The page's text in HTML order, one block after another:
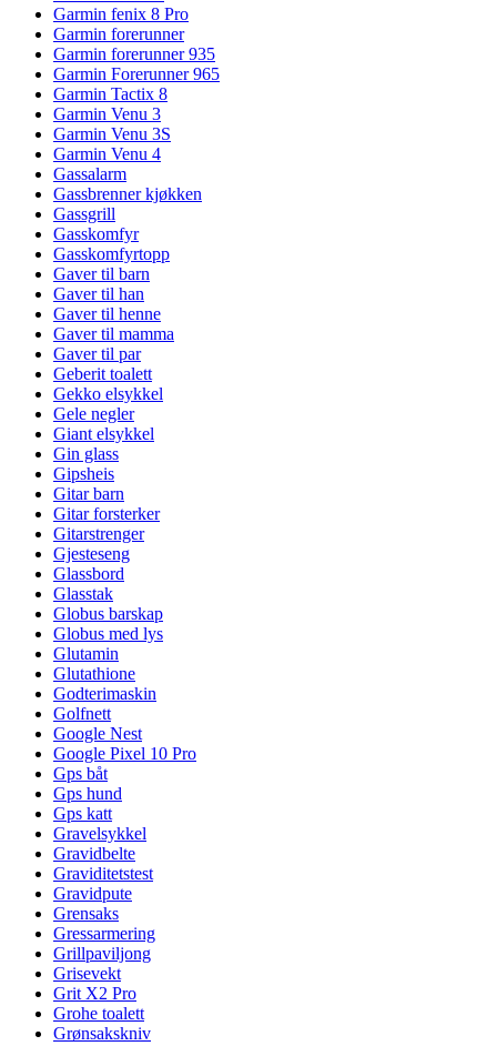
Garmin fenix 8 Pro
Garmin forerunner
Garmin forerunner 935
Garmin Forerunner 965
Garmin Tactix 8
Garmin Venu 3
Garmin Venu 3S
Garmin Venu 4
Gassalarm
Gassbrenner kjøkken
Gassgrill
Gasskomfyr
Gasskomfyrtopp
Gaver til barn
Gaver til han
Gaver til henne
Gaver til mamma
Gaver til par
Geberit toalett
Gekko elsykkel
Gele negler
Giant elsykkel
Gin glass
Gipsheis
Gitar barn
Gitar forsterker
Gitarstrenger
Gjesteseng
Glassbord
Glasstak
Globus barskap
Globus med lys
Glutamin
Glutathione
Godterimaskin
Golfnett
Google Nest
Google Pixel 10 Pro
Gps båt
Gps hund
Gps katt
Gravelsykkel
Gravidbelte
Graviditetstest
Gravidpute
Grensaks
Gressarmering
Grillpaviljong
Grisevekt
Grit X2 Pro
Grohe toalett
Grønsakskniv